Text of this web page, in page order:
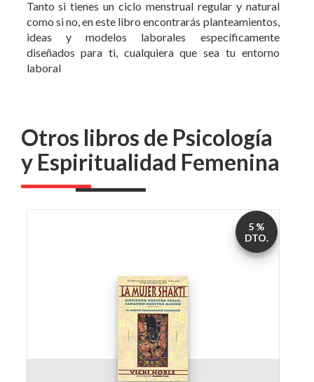
laboral
Otros libros de Psicología
La mujer shakty
por Vicki Noble